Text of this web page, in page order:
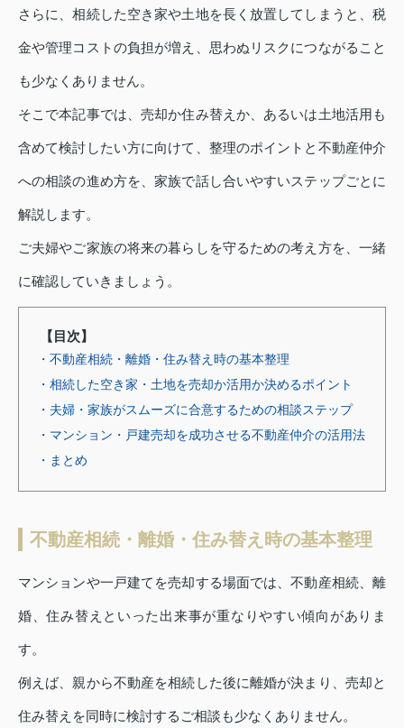
さらに、相続した空き家や土地を長く放置してしまうと、税
金や管理コストの負担が増え、思わぬリスクにつながること
も少なくありません。
そこで本記事では、売却か住み替えか、あるいは土地活用も
含めて検討したい方に向けて、整理のポイントと不動産仲介
への相談の進め方を、家族で話し合いやすいステップごとに
解説します。
ご夫婦やご家族の将来の暮らしを守るための考え方を、一緒
に確認していきましょう。
【目次】
・不動産相続・離婚・住み替え時の基本整理
・相続した空き家・土地を売却か活用か決めるポイント
・夫婦・家族がスムーズに合意するための相談ステップ
・マンション・戸建売却を成功させる不動産仲介の活用法
・まとめ
不動産相続・離婚・住み替え時の基本整理
マンションや一戸建てを売却する場面では、不動産相続、離
婚、住み替えといった出来事が重なりやすい傾向がありま
す。
例えば、親から不動産を相続した後に離婚が決まり、売却と
住み替えを同時に検討するご相談も少なくありません。